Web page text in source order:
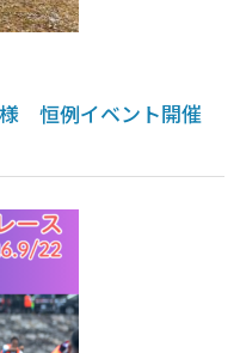
恒例イベント開催